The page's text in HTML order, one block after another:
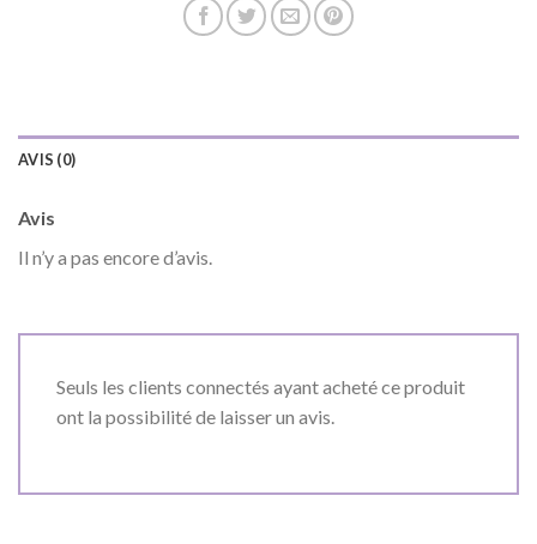
AVIS (0)
Avis
Il n’y a pas encore d’avis.
Seuls les clients connectés ayant acheté ce produit
ont la possibilité de laisser un avis.